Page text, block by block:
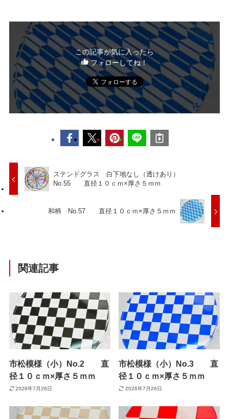
この記事が気に入ったら
フォローしてね！
ステンドグラス 白下地なし（透けあり）
No.55 直径１０ｃｍ×厚さ５ｍｍ
和柄 No.57 直径１０ｃｍ×厚さ５ｍｍ
関連記事
市松模様（小）No.2 直
径１０ｃｍ×厚さ５ｍｍ
2026年7月26日
市松模様（小）No.3 直
径１０ｃｍ×厚さ５ｍｍ
2026年7月26日